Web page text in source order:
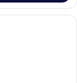
d'albergo con due letti,